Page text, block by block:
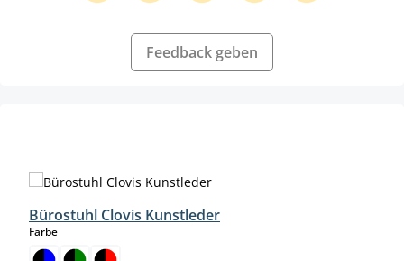
Feedback geben
Bürostuhl Clovis Kunstleder
Farbeauswählen